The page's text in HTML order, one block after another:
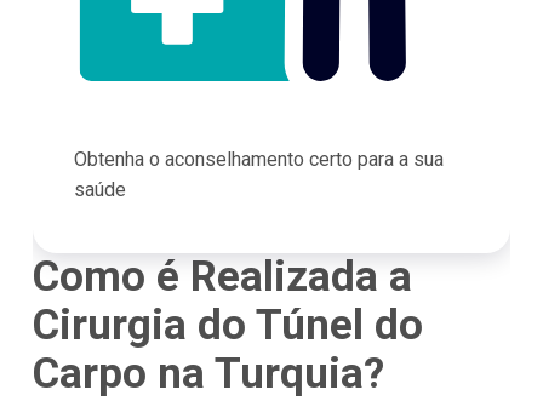
Obtenha o aconselhamento certo para a sua
saúde
Como é Realizada a
Cirurgia do Túnel do
Carpo na Turquia?